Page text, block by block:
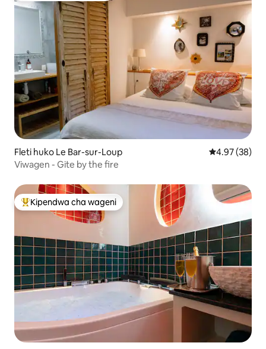
Fleti huko Le Bar-sur-Loup Ukadiriaji wa
4.97 (38)
Viwagen - Gite by the fire
Kipendwa maarufu cha wageni
Kipendwa cha wageni